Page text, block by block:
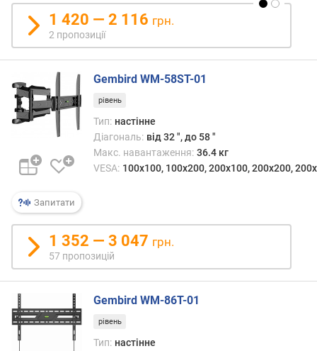
л
и
ц
ь
т
.
н
а
а
н
т
а
я
1 420 — 2 116 грн.
2 пропозиції
Запитати
Gembird WM-58ST-01
рівень
Тип: настінне
Діагональ: від 32 ", до 58 "
Макс. навантаження: 36.4 кг
VESA: 100x100, 100x200, 200x100, 200x200,
1 352 — 3 047 грн.
57 пропозицій
Gembird WM-86T-01
рівень
Тип: настінне